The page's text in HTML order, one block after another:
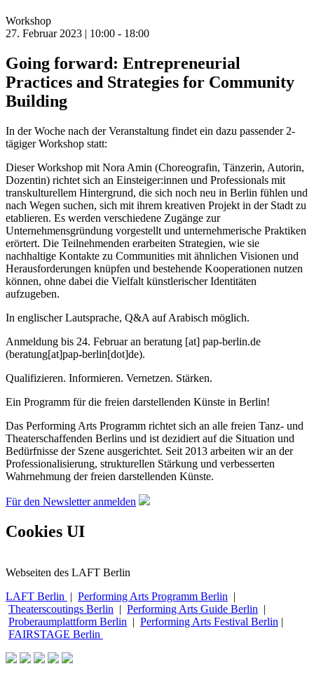
Workshop
27. Februar 2023 | 10:00 - 18:00
Going forward: Entrepreneurial
Practices and Strategies for Community
Building
In der Woche nach der Veranstaltung findet ein dazu passender 2-
tägiger Workshop statt:
Dieser Workshop mit Nora Amin (Choreografin, Tänzerin, Autorin,
Dozentin) richtet sich an Einsteiger:innen und Professionals mit
transkulturellem Hintergrund, die sich noch neu in Berlin fühlen und
nach Wegen suchen, sich mit ihrem kreativen Projekt in der Stadt zu
etablieren. Es werden verschiedene Zugänge zur
Unternehmensgründung vorgestellt und unternehmerische Praktiken
erörtert. Die Teilnehmenden erarbeiten Strategien, wie sie
nachhaltige Kontakte zu Communities mit ähnlichen Visionen und
Herausforderungen knüpfen und bestehende Kooperationen nutzen
können, ohne dabei die Vielfalt künstlerischer Identitäten
aufzugeben.
In englischer Lautsprache, Q&A auf Arabisch möglich.
Anmeldung bis 24. Februar an beratung [at] pap-berlin.de
(beratung[at]pap-berlin[dot]de).
Qualifizieren. Informieren. Vernetzen. Stärken.
Ein Programm für die freien darstellenden Künste in Berlin!
Das Performing Arts Programm richtet sich an alle freien Tanz- und
Theaterschaffenden Berlins und ist dezidiert auf die Situation und
Bedürfnisse der Szene ausgerichtet. Seit 2013 arbeiten wir an der
Professionalisierung, strukturellen Stärkung und verbesserten
Wahrnehmung der freien darstellenden Künste.
Für den Newsletter anmelden
Cookies UI
Webseiten des LAFT Berlin
LAFT Berlin | Performing Arts Programm Berlin |
Theaterscoutings Berlin | Performing Arts Guide Berlin |
Proberaumplattform Berlin | Performing Arts Festival Berlin |
FAIRSTAGE Berlin